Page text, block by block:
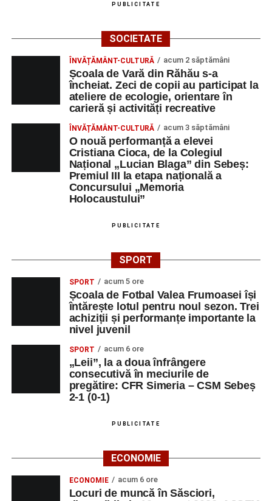
PUBLICITATE
SOCIETATE
ÎNVĂȚĂMÂNT-CULTURĂ acum 2 săptămâni
Școala de Vară din Răhău s-a
încheiat. Zeci de copii au participat la
ateliere de ecologie, orientare în
carieră și activități recreative
ÎNVĂȚĂMÂNT-CULTURĂ acum 3 săptămâni
O nouă performanță a elevei
Cristiana Cioca, de la Colegiul
Național „Lucian Blaga” din Sebeș:
Premiul III la etapa națională a
Concursului „Memoria
Holocaustului”
PUBLICITATE
SPORT
SPORT acum 5 ore
Școala de Fotbal Valea Frumoasei își
întărește lotul pentru noul sezon. Trei
achiziții și performanțe importante la
nivel juvenil
SPORT acum 6 ore
„Leii”, la a doua înfrângere
consecutivă în meciurile de
pregătire: CFR Simeria – CSM Sebeș
2-1 (0-1)
PUBLICITATE
ECONOMIE
ECONOMIE acum 6 ore
Locuri de muncă în Săsciori,